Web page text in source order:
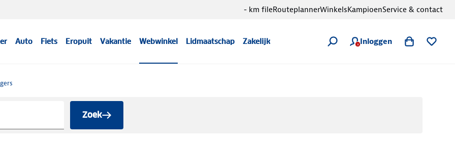
Auto Fiets Eropuit Vakantie Webwinkel Lidmaatschap Zakelijk Inloggen
- km fileRouteplannerWinkelsKampioenService & contact
Zoek